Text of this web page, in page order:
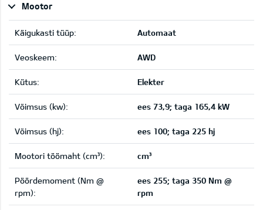
Mootor
Käigukasti tüüp: Automaat
Veoskeem: AWD
Kütus: Elekter
Võimsus (kw): ees 73,9; taga 165,4 kW
Võimsus (hj): ees 100; taga 225 hj
Mootori töömaht (cm³): cm³
Pöördemoment (Nm @
rpm):
ees 255; taga 350 Nm @
rpm